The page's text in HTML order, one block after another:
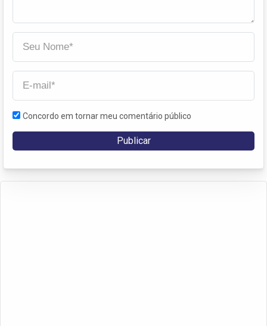
Concordo em tornar meu comentário público